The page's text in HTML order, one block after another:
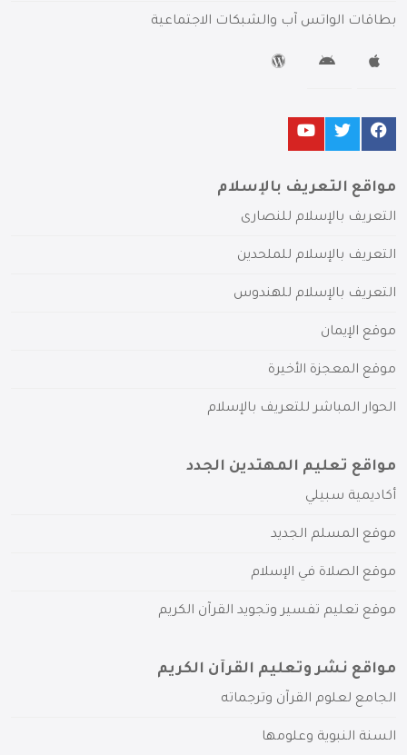
بطاقات الواتس آب والشبكات الاجتماعية
مواقع التعريف بالإسلام
التعريف بالإسلام للنصارى
التعريف بالإسلام للملحدين
التعريف بالإسلام للهندوس
موقع الإيمان
موقع المعجزة الأخيرة
الحوار المباشر للتعريف بالإسلام
مواقع تعليم المهتدين الجدد
أكاديمية سبيلي
موقع المسلم الجديد
موقع الصلاة في الإسلام
موقع تعليم تفسير وتجويد القرآن الكريم
مواقع نشر وتعليم القرآن الكريم
الجامع لعلوم القرآن وترجماته
السنة النبوية وعلومها